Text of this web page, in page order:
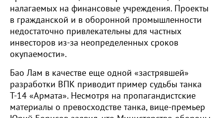
налагаемых на финансовые учреждения. Проекты
в гражданской и в оборонной промышленности
недостаточно привлекательны для частных
инвесторов из-за неопределенных сроков
окупаемости».
Бао Лам в качестве еще одной «застрявшей»
разработки ВПК приводит пример судьбы танка
Т-14 «Армата». Несмотря на пропагандистские
материалы о превосходстве танка, вице-премьер